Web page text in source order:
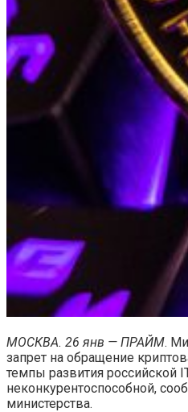
МОСКВА. 26 янв — ПРАЙМ.
запрет на обращение
темпы развития российской
неконкурентоспособной,
министерства.